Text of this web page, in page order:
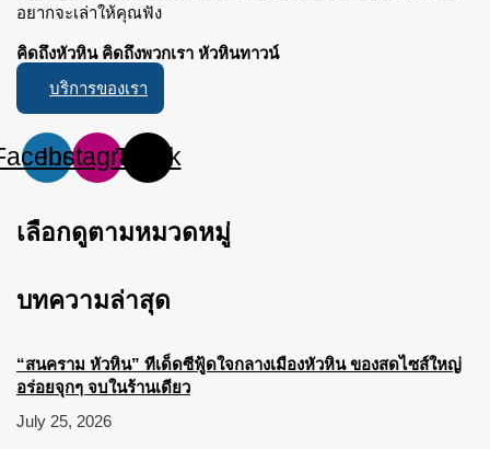
อยากจะเล่าให้คุณฟัง
คิดถึงหัวหิน คิดถึงพวกเรา หัวหินทาวน์
บริการของเรา
InstagramTiktok
เลือกดูตามหมวดหมู่
บทความล่าสุด
“สนคราม หัวหิน” ทีเด็ดซีฟู้ดใจกลางเมืองหัวหิน ของสดไซส์ใหญ่
อร่อยจุกๆ จบในร้านเดียว
July 25, 2026